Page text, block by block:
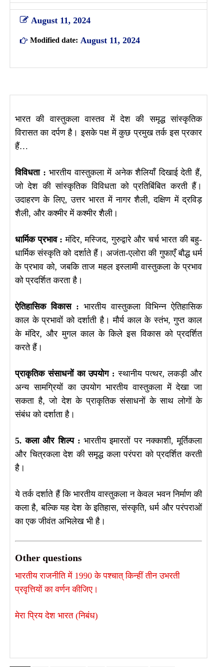
August 11, 2024
Modified date: August 11, 2024
भारत की वास्तुकला वास्तव में देश की समृद्ध सांस्कृतिक
विरासत का दर्पण है। इसके पक्ष में कुछ प्रमुख तर्क इस प्रकार
हैं…
विविधता : भारतीय वास्तुकला में अनेक शैलियाँ दिखाई देती हैं,
जो देश की सांस्कृतिक विविधता को प्रतिबिंबित करती हैं।
उदाहरण के लिए, उत्तर भारत में नागर शैली, दक्षिण में द्रविड़
शैली, और कश्मीर में कश्मीर शैली।
धार्मिक प्रभाव : मंदिर, मस्जिद, गुरुद्वारे और चर्च भारत की बहु-
धार्मिक संस्कृति को दर्शाते हैं। अजंता-एलोरा की गुफाएँ बौद्ध धर्म
के प्रभाव को, जबकि ताज महल इस्लामी वास्तुकला के प्रभाव
को प्रदर्शित करता है।
ऐतिहासिक विकास : भारतीय वास्तुकला विभिन्न ऐतिहासिक
काल के प्रभावों को दर्शाती है। मौर्य काल के स्तंभ, गुप्त काल
के मंदिर, और मुगल काल के किले इस विकास को प्रदर्शित
करते हैं।
प्राकृतिक संसाधनों का उपयोग : स्थानीय पत्थर, लकड़ी और
अन्य सामग्रियों का उपयोग भारतीय वास्तुकला में देखा जा
सकता है, जो देश के प्राकृतिक संसाधनों के साथ लोगों के
संबंध को दर्शाता है।
5. कला और शिल्प : भारतीय इमारतों पर नक्काशी, मूर्तिकला
और चित्रकला देश की समृद्ध कला परंपरा को प्रदर्शित करती
है।
ये तर्क दर्शाते हैं कि भारतीय वास्तुकला न केवल भवन निर्माण की
कला है, बल्कि यह देश के इतिहास, संस्कृति, धर्म और परंपराओं
का एक जीवंत अभिलेख भी है।
Other questions
भारतीय राजनीति में 1990 के पश्चात् किन्हीं तीन उभरती
प्रवृत्तियों का वर्णन कीजिए।
मेरा प्रिय देश भारत (निबंध)